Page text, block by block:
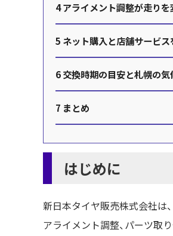
4アライメント調整が走りを
5 ネット購入と店舗サービ
6交換時期の目安と札幌の気
7 まとめ
はじめに
新日本タイヤ販売株式会社は
アライメント調整、パーツ取